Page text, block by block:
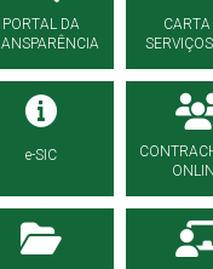
PORTAL DA
CARTA
e-SIC